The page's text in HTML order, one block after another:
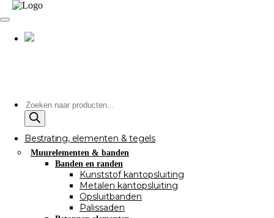
Producten
zoeken
Bestrating, elementen & tegels
Muurelementen & banden
Banden en randen
Kunststof kantopsluiting
Metalen kantopsluiting
Opsluitbanden
Palissaden